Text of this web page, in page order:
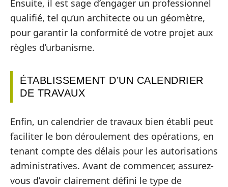
Ensuite, il est sage d’engager un professionnel
qualifié, tel qu’un architecte ou un géomètre,
pour garantir la conformité de votre projet aux
règles d’urbanisme.
ÉTABLISSEMENT D’UN CALENDRIER
DE TRAVAUX
Enfin, un calendrier de travaux bien établi peut
faciliter le bon déroulement des opérations, en
tenant compte des délais pour les autorisations
administratives. Avant de commencer, assurez-
vous d’avoir clairement défini le type de